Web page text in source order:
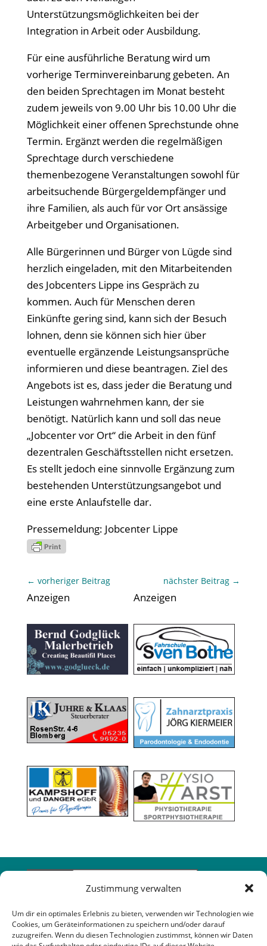
Zustimmung verwalten
Um dir ein optimales Erlebnis zu bieten, verwenden wir Technologien wie
Cookies, um Geräteinformationen zu speichern und/oder darauf
zuzugreifen. Wenn du diesen Technologien zustimmst, können wir Daten
Unterstützungsmöglichkeiten bei der
Integration in Arbeit oder Ausbildung.
Für eine ausführliche Beratung wird um
vorherige Terminvereinbarung gebeten. An
den beiden Sprechtagen im Monat besteht
zudem jeweils von 9.00 Uhr bis 10.00 Uhr die
Möglichkeit einer offenen Sprechstunde ohne
Termin. Ergänzt werden die regelmäßigen
Sprechtage durch verschiedene
themenbezogene Veranstaltungen sowohl für
arbeitsuchende Bürgergeldempfänger und
ihre Familien, als auch für vor Ort ansässige
Arbeitgeber und Organisationen.
Alle Bürgerinnen und Bürger von Lügde sind
herzlich eingeladen, mit den Mitarbeitenden
des Jobcenters Lippe ins Gespräch zu
kommen. Auch für Menschen deren
Einkünfte gering sind, kann sich der Besuch
lohnen, denn sie können sich hier über
eventuelle ergänzende Leistungsansprüche
informieren und diese beantragen. Ziel des
Angebots ist es, dass jeder die Beratung und
Leistungen wahrnehmen kann, der sie
benötigt. Natürlich kann und soll das neue
„Jobcenter vor Ort“ die Arbeit in den fünf
dezentralen Geschäftsstellen nicht ersetzen.
Es stellt jedoch eine sinnvolle Ergänzung zum
bestehenden Unterstützungsangebot und
eine erste Anlaufstelle dar.
Pressemeldung: Jobcenter Lippe
← vorheriger Beitrag nächster Beitrag →
Anzeigen Anzeigen